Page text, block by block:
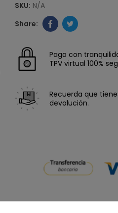
SKU: N/A
Paga con
TPV virtual 100%
Recuerda que
devolución.